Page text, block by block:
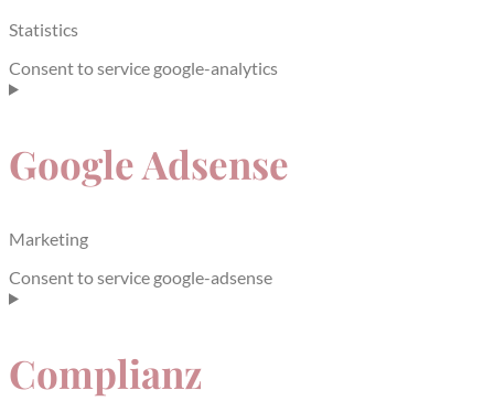
Statistics
Consent to service google-analytics
Google Adsense
Marketing
Consent to service google-adsense
Complianz